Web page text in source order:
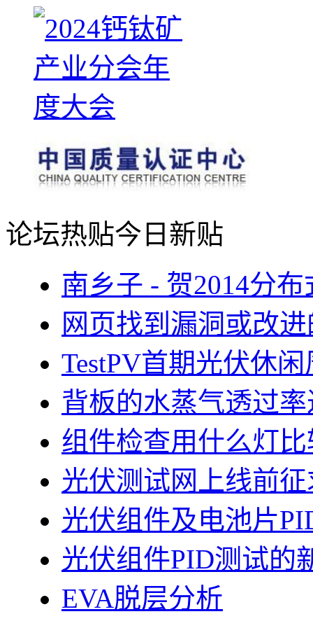
论坛热贴今日新贴
南乡子 - 贺2014分
网页找到漏洞或改
TestPV首期光伏休
背板的水蒸气透过
组件检查用什么灯
光伏测试网上线前
光伏组件及电池片
光伏组件PID测试的
EVA脱层分析